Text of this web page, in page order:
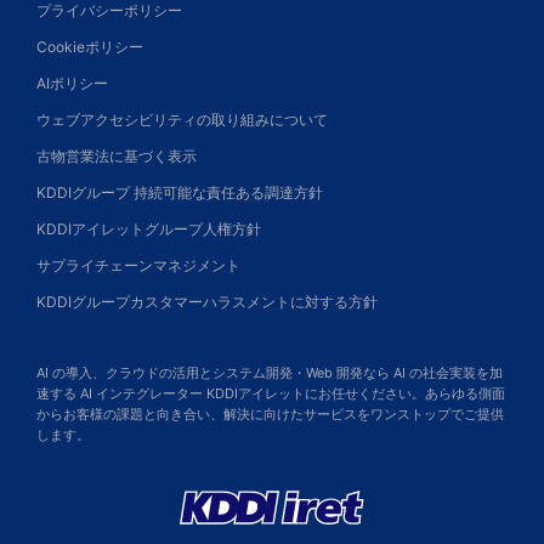
プライバシーポリシー
Cookieポリシー
AIポリシー
ウェブアクセシビリティの取り組みについて
古物営業法に基づく表示
KDDIグループ 持続可能な責任ある調達方針
KDDIアイレットグループ人権方針
サプライチェーンマネジメント
KDDIグループカスタマーハラスメントに対する方針
AI の導入、クラウドの活用とシステム開発・Web 開発なら AI の社会実装を加
速する AI インテグレーター KDDIアイレットにお任せください。あらゆる側面
からお客様の課題と向き合い、解決に向けたサービスをワンストップでご提供
します。